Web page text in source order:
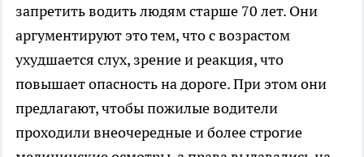
запретить водить людям старше 70 лет. Они
аргументируют это тем, что с возрастом
ухудшается слух, зрение и реакция, что
повышает опасность на дороге. При этом они
предлагают, чтобы пожилые водители
проходили внеочередные и более строгие